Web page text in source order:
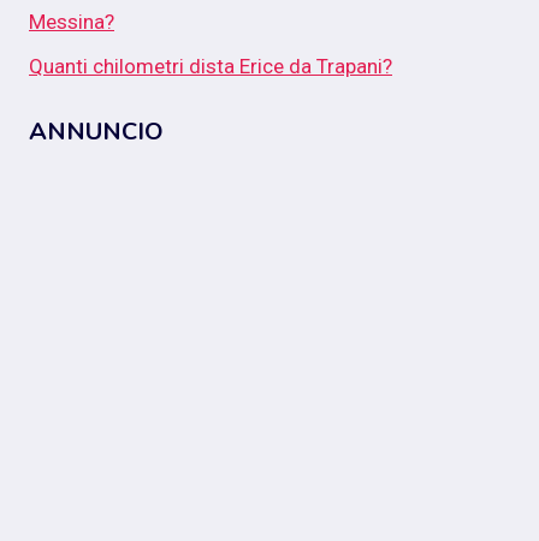
Messina?
Quanti chilometri dista Erice da Trapani?
ANNUNCIO